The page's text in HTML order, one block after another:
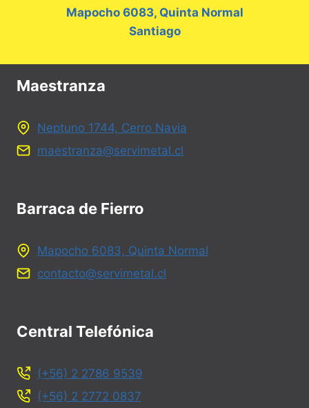
Mapocho 6083, Quinta Normal
Santiago
Maestranza
Neptuno 1744, Cerro Navia
maestranza@servimetal.cl
Barraca de Fierro
Mapocho 6083, Quinta Normal
contacto@servimetal.cl
Central Telefónica
(+56) 2 2786 9539
(+56) 2 2772 0837